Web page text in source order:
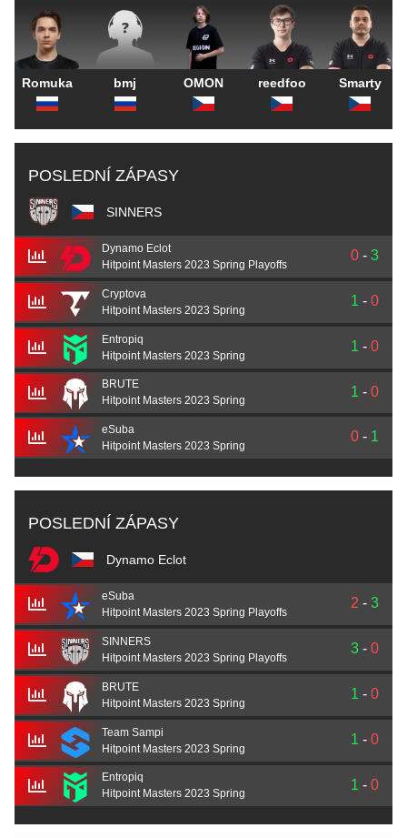
Romuka bmj OMON reedfoo Smarty
POSLEDNÍ ZÁPASY
SINNERS
Dynamo Eclot
Hitpoint Masters 2023 Spring Playoffs
0 - 3
Cryptova
Hitpoint Masters 2023 Spring
1 - 0
Entropiq
Hitpoint Masters 2023 Spring
1 - 0
BRUTE
Hitpoint Masters 2023 Spring
1 - 0
eSuba
Hitpoint Masters 2023 Spring
0 - 1
POSLEDNÍ ZÁPASY
Dynamo Eclot
eSuba
Hitpoint Masters 2023 Spring Playoffs
2 - 3
SINNERS
Hitpoint Masters 2023 Spring Playoffs
3 - 0
BRUTE
Hitpoint Masters 2023 Spring
1 - 0
Team Sampi
Hitpoint Masters 2023 Spring
1 - 0
Entropiq
Hitpoint Masters 2023 Spring
1 - 0